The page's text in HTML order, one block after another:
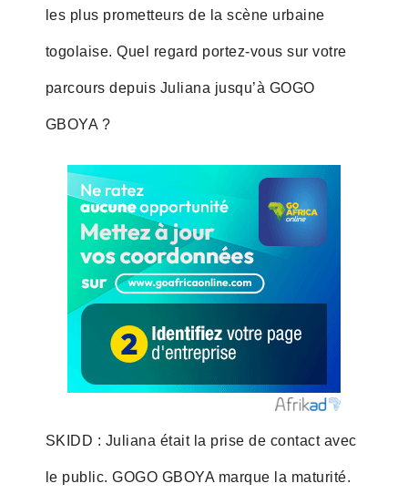
les plus prometteurs de la scène urbaine
togolaise. Quel regard portez-vous sur votre
parcours depuis Juliana jusqu’à GOGO
GBOYA ?
SKIDD : Juliana était la prise de contact avec
le public. GOGO GBOYA marque la maturité.